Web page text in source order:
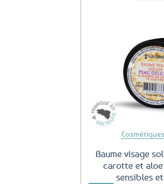
Baume visage
carotte et aloe
sensibles